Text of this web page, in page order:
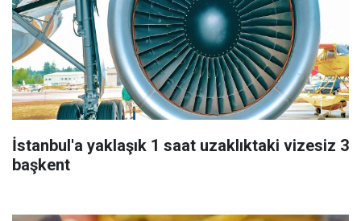
İstanbul'a yaklaşık 1 saat uzaklıktaki vizesiz 3
başkent